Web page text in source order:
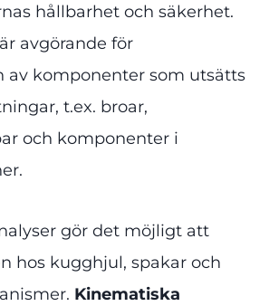
hållbarhet och säkerhet.
avgörande för
av komponenter som utsätts
t.ex. broar,
och komponenter i
gör det möjligt att
hos kugghjul, spakar och
Kinematiska